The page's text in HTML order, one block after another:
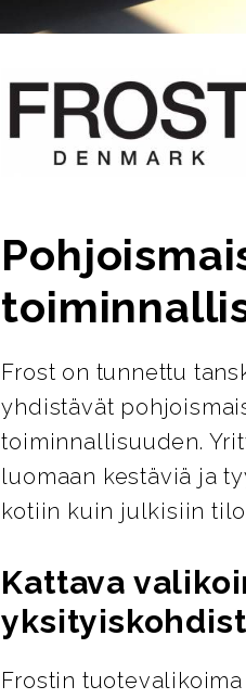
Frost on tunnettu
yhdistävät
toiminnallisuuden.
luomaan kestäviä ja
kotiin kuin julkisiin
Kattava
Frostin